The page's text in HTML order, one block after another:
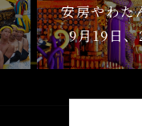
安房やわた
9月19日